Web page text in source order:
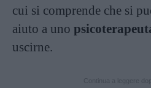
cui si comprende che si
aiuto a uno
uscirne.